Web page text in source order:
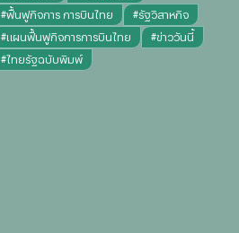
#ฟื้นฟูกิจการ การบินไทย #รัฐวิสาหกิจ
#แผนฟื้นฟูกิจการการบินไทย #ข่าววันนี้
#ไทยรัฐฉบับพิมพ์